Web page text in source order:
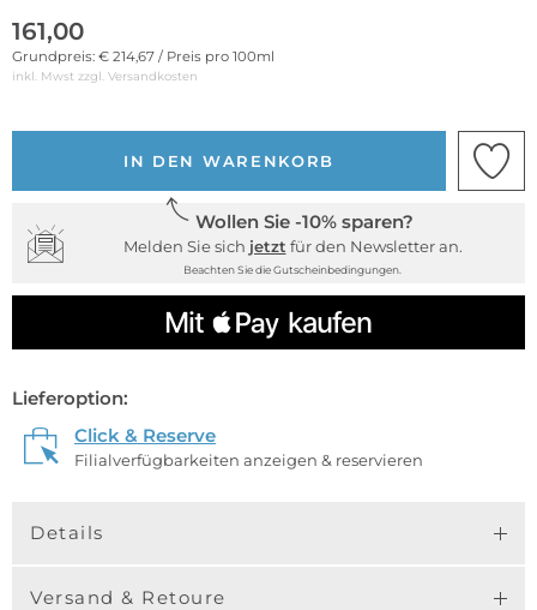
161,00
Grundpreis: € 214,67 / Preis pro 100ml
inkl. Mwst zzgl. Versandkosten
IN DEN WARENKORB
Wollen Sie -10% sparen?
Melden Sie sich jetzt für den Newsletter an.
Beachten Sie die Gutscheinbedingungen.
Lieferoption:
Click & Reserve
Filialverfügbarkeiten anzeigen & reservieren
Details
Versand & Retoure